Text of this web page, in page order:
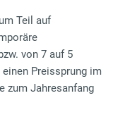
Teil auf
von 7 auf 5
Preissprung im
zum Jahresanfang